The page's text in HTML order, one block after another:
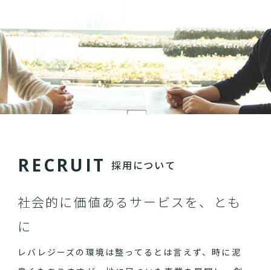
RECRU IT 採用について
社会的に価値あるサービスを、とも
に
レバレジーズの環境は整ってるとは言えず、時に泥